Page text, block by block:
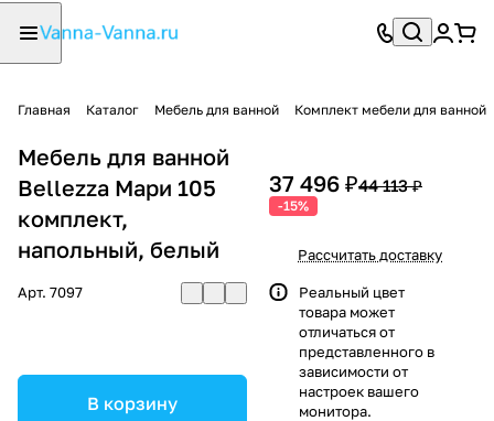
Главная Каталог Мебель для ванной Комплект мебели для ванной
Мебель для ванной
Bellezza Мари 105
комплект,
напольный, белый
Арт. 7097
В корзину
37 496 ₽44 113 ₽
-15%
Рассчитать доставку
Реальный цвет
товара может
отличаться от
представленного в
зависимости от
настроек вашего
монитора.